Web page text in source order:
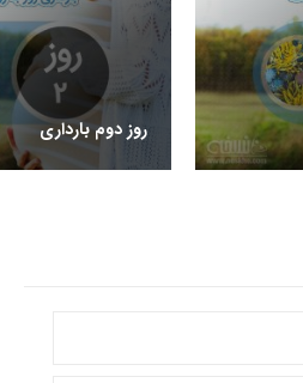
روز دوم بارداری